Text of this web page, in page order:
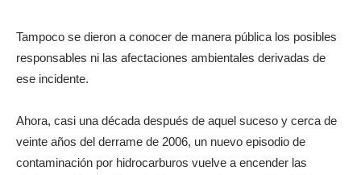
Tampoco se dieron a conocer de manera pública los posibles
responsables ni las afectaciones ambientales derivadas de
ese incidente.
Ahora, casi una década después de aquel suceso y cerca de
veinte años del derrame de 2006, un nuevo episodio de
contaminación por hidrocarburos vuelve a encender las